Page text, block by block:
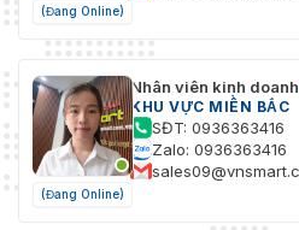
(Đang Online)
(Đang Online)
Nhân viên kinh
KHU VỰC MIỀN BẮC
SĐT: 0936363416
Zalo: 0936363416